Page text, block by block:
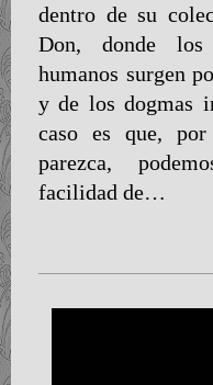
dentro de su
Don, donde los
humanos surgen
y de los dogmas
caso es que,
parezca,
facilidad de…